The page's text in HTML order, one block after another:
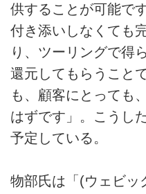
供することが可能で
付き添いしなくても
り、ツーリングで得
還元してもらうこと
も、顧客にとっても
はずです」。こうし
予定している。
物部氏は「(ウェビッ